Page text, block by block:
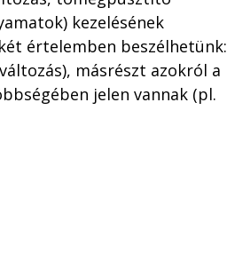
kezelésének
értelemben beszélhetünk:
másrészt azokról a
jelen vannak (pl.